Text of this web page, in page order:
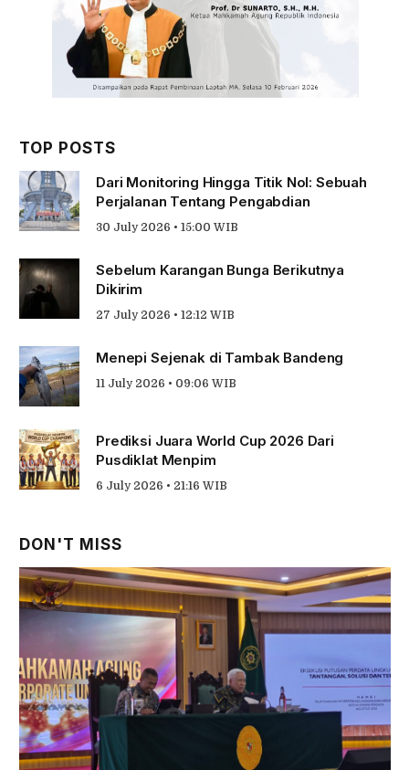
TOP POSTS
Dari Monitoring Hingga Titik Nol: Sebuah
Perjalanan Tentang Pengabdian
30 July 2026 • 15:00 WIB
Sebelum Karangan Bunga Berikutnya
Dikirim
27 July 2026 • 12:12 WIB
Menepi Sejenak di Tambak Bandeng
11 July 2026 • 09:06 WIB
Prediksi Juara World Cup 2026 Dari
Pusdiklat Menpim
6 July 2026 • 21:16 WIB
DON'T MISS